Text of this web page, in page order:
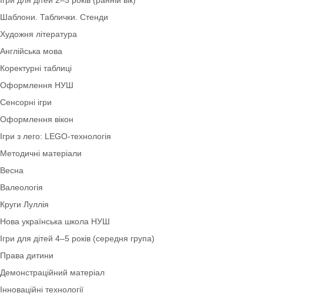
Трудове виховання
Дослідницька діяльність
Літо
Шаблони букв і цифр
Економіка
Ігри для дітей 2–3 років (ранній вік)
Шаблони. Таблички. Стенди
Художня література
Оформлення НУШ
Сенсорні ігри
Оформлення вікон
Ігри з лего: LEGO-технологія